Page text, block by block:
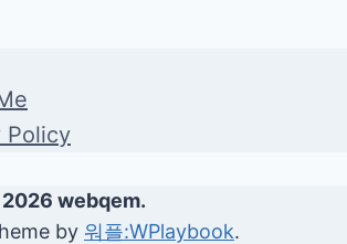
Policy
webqem.
by 워플:WPlaybook.